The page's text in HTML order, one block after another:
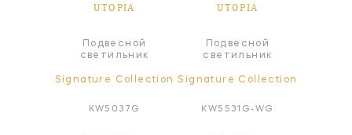
UTOPIA
Подвесной
светильник
Signature Collection
KW5037G
UTOPIA
Подвесной
светильник
Signature Collection
KW5531G-WG